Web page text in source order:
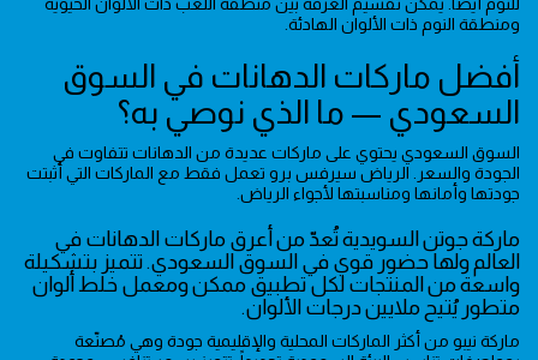
ومنطقة النوم ذات الألوان الهادئة.
أفضل ماركات الدهانات في السوق
السعودي — ما الذي نوصي به؟
السوق السعودي يحتوي على ماركات عديدة من الدهانات تتفاوت في
الجودة والسعر. الرياض سيرفس برو تعمل فقط مع الماركات التي أثبتت
جودتها وأمانها ومناسبتها لأجواء الرياض.
ماركة جوتن السويدية تُعدّ من أعرق ماركات الدهانات في
العالم ولها حضور قوي في السوق السعودي. تتميز بتشكيلة
واسعة من المنتجات لكل تطبيق ممكن ومعمل خلط ألوان
متطور يُتيح ملايين درجات الألوان.
ماركة نيبو من أكثر الماركات المحلية والإقليمية جودة وهي مُصنّعة